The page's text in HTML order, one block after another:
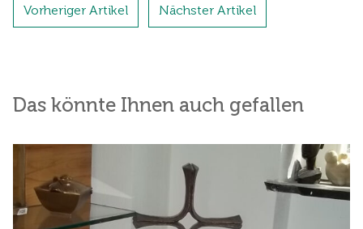
Vorheriger Artikel Nächster Artikel
Das könnte Ihnen auch gefallen